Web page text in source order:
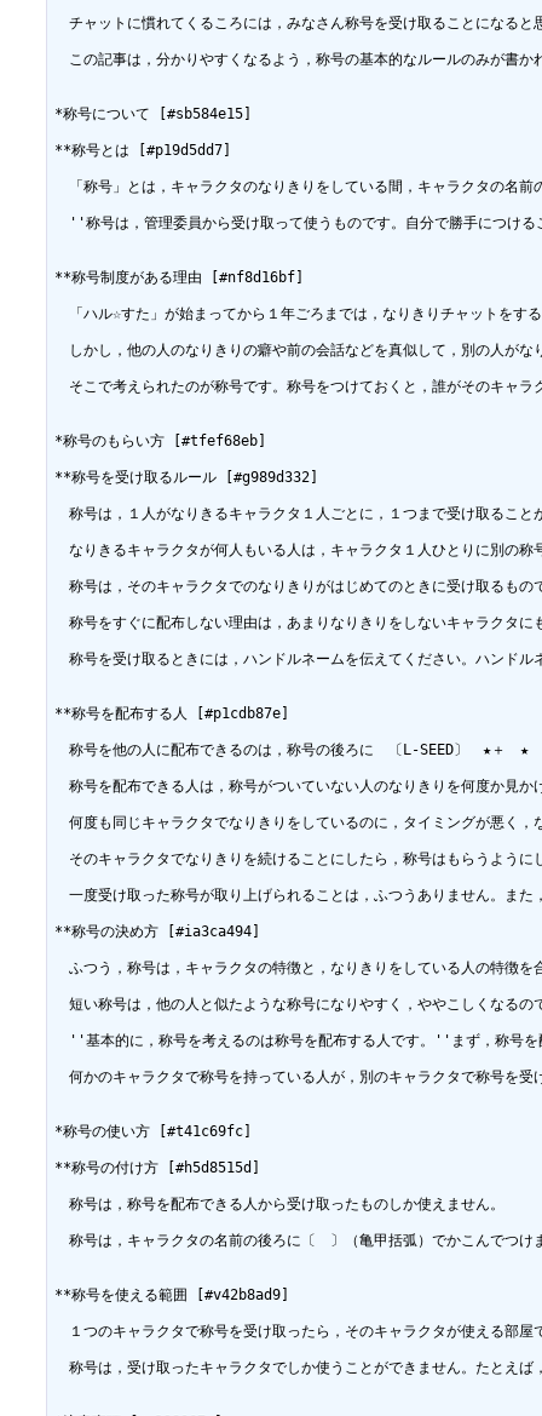
チャットに慣れてくるころには，みなさん称号を受け取ることになる
この記事は，分かりやすくなるよう，称号の基本的なルールのみが書
*称号について [#sb584e15]
**称号とは [#p19d5dd7]
「称号」とは，キャラクタのなりきりをしている間，キャラクタの名
''称号は，管理委員から受け取って使うものです。自分で勝手につけ
**称号制度がある理由 [#nf8d16bf]
「ハル☆すた」が始まってから１年ごろまでは，なりきりチャットをす
しかし，他の人のなりきりの癖や前の会話などを真似して，別の人が
そこで考えられたのが称号です。称号をつけておくと，誰がそのキャ
*称号のもらい方 [#tfef68eb]
**称号を受け取るルール [#g989d332]
称号は，１人がなりきるキャラクタ１人ごとに，１つまで受け取るこ
なりきるキャラクタが何人もいる人は，キャラクタ１人ひとりに別の
称号は，そのキャラクタでのなりきりがはじめてのときに受け取るも
称号をすぐに配布しない理由は，あまりなりきりをしないキャラクタ
称号を受け取るときには，ハンドルネームを伝えてください。ハンド
**称号を配布する人 [#p1cdb87e]
称号を他の人に配布できるのは，称号の後ろに　〔L-SEED〕　★＋　★
称号を配布できる人は，称号がついていない人のなりきりを何度か見
何度も同じキャラクタでなりきりをしているのに，タイミングが悪く
そのキャラクタでなりきりを続けることにしたら，称号はもらうよう
一度受け取った称号が取り上げられることは，ふつうありません。ま
**称号の決め方 [#ia3ca494]
ふつう，称号は，キャラクタの特徴と，なりきりをしている人の特徴を
短い称号は，他の人と似たような称号になりやすく，ややこしくなる
''基本的に，称号を考えるのは称号を配布する人です。''まず，称号を
何かのキャラクタで称号を持っている人が，別のキャラクタで称号を
*称号の使い方 [#t41c69fc]
**称号の付け方 [#h5d8515d]
称号は，称号を配布できる人から受け取ったものしか使えません。
称号は，キャラクタの名前の後ろに〔　〕（亀甲括弧）でかこんでつ
**称号を使える範囲 [#v42b8ad9]
１つのキャラクタで称号を受け取ったら，そのキャラクタが使える部
称号は，受け取ったキャラクタでしか使うことができません。たとえ